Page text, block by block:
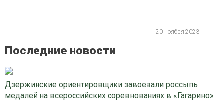
20 ноября 2023
Последние новости
Дзержинские ориентировщики завоевали россыпь
медалей на всероссийских соревнованиях в «Гагарино»